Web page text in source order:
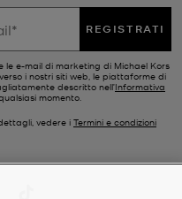
REGISTRATI
le e-mail di marketing di Michael Kors
i nostri siti web, le piattaforme di
descritto nell’Informativa
momento.
vedere i Termini e condizioni